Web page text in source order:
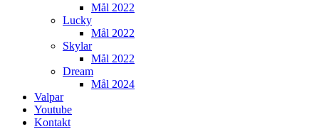
Mål 2022
Lucky
Mål 2022
Skylar
Mål 2022
Dream
Mål 2024
Valpar
Youtube
Kontakt